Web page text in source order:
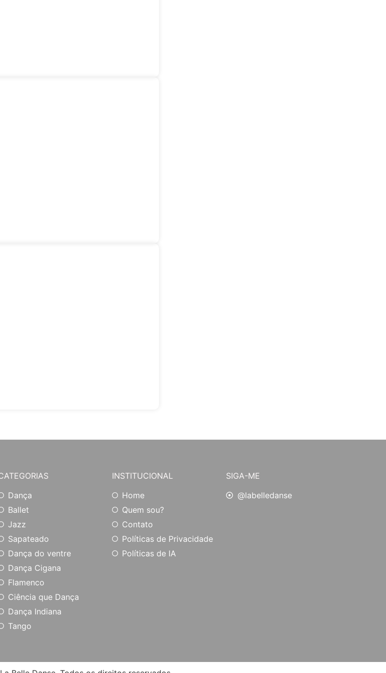
Dança
Ballet
Jazz
Sapateado
Dança do ventre
Dança Cigana
Flamenco
Ciência que Dança
Dança Indiana
Tango
INSTITUCIONAL
Home
Quem sou?
Contato
Políticas de Privacidade
Políticas de IA
SIGA-ME
@labelledanse